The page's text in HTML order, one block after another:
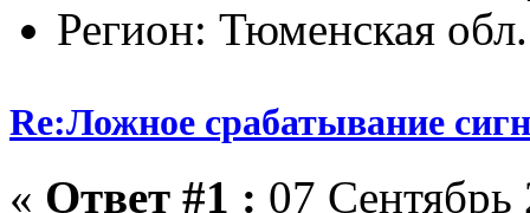
Регион: Тюменская обл.
Re:Ложное срабатывание
« Ответ #1 : 07